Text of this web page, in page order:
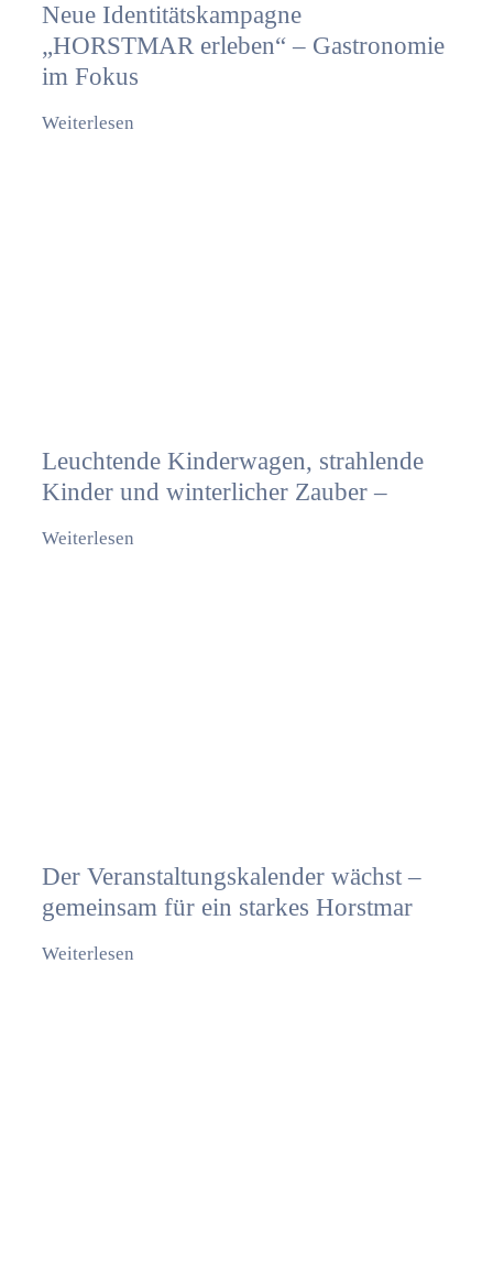
Neue Identitätskampagne
„HORSTMAR erleben“ – Gastronomie
im Fokus
Weiterlesen
Leuchtende Kinderwagen, strahlende
Kinder und winterlicher Zauber –
Weiterlesen
Der Veranstaltungskalender wächst –
gemeinsam für ein starkes Horstmar
Weiterlesen